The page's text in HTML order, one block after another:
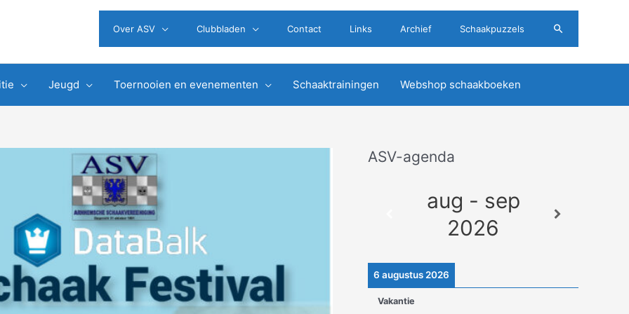
Over ASV Clubbladen Contact Links Archief Schaakpuzzels Zoeken
Jeugd Toernooien en evenementen Schaaktrainingen Webshop schaakboeken
ASV-agenda
aug - sep
2026
6 augustus 2026
Vakantie
A
e